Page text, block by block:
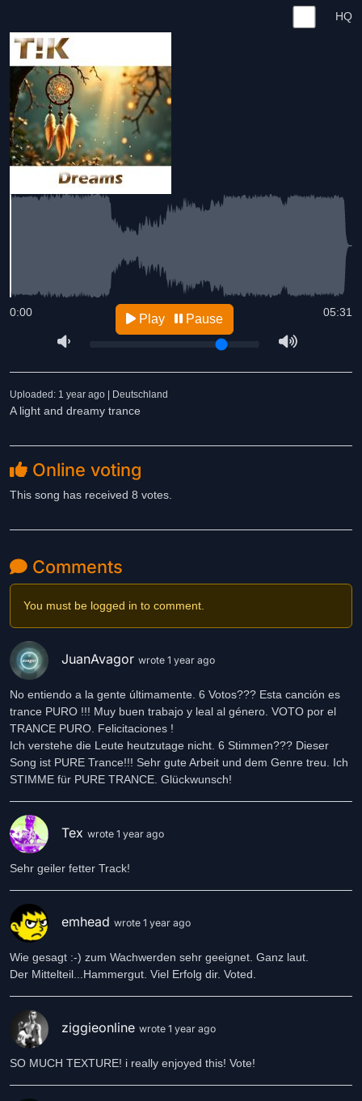
HQ
05:31
0:00 Play Pause
Uploaded: 1 year ago | Deutschland
A light and dreamy trance
Online voting
This song has received 8 votes.
Comments
You must be logged in to comment.
JuanAvagor wrote 1 year ago
No entiendo a la gente últimamente. 6 Votos??? Esta canción es
trance PURO !!! Muy buen trabajo y leal al género. VOTO por el
TRANCE PURO. Felicitaciones !
Ich verstehe die Leute heutzutage nicht. 6 Stimmen??? Dieser
Song ist PURE Trance!!! Sehr gute Arbeit und dem Genre treu. Ich
STIMME für PURE TRANCE. Glückwunsch!
Tex wrote 1 year ago
Sehr geiler fetter Track!
emhead wrote 1 year ago
Wie gesagt :-) zum Wachwerden sehr geeignet. Ganz laut.
ziggieonline wrote 1 year ago
SO MUCH TEXTURE! i really enjoyed this! Vote!